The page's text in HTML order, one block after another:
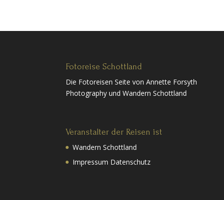
Fotoreise Schottland
Die Fotoreisen Seite von Annette Forsyth
Photography und Wandern Schottland
Veranstalter der Reisen ist
Wandern Schottland
Impressum Datenschutz